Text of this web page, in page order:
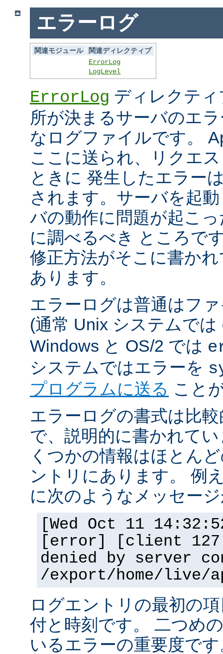
エラーログ
関連モジュール
関連ディレクティブ
ErrorLog
LogLevel
ErrorLog ディレクテ
所が決まるサーバのエ
なログファイルです。
ここに送られ、リクエ
ときに 発生したエラー
されます。サーバを起
バの動作に問題が起こ
に調べるべき ところで
修正方法がそこに書か
あります。
エラーログは普通はフ
(通常 Unix システムでは
Windows と OS/2 では
システムではエラーを
プログラムに送る こと
エラーログの書式は比
で、説明的に書かれて
くつかの情報はほとん
ントリにあります。 例
に次のようなメッセー
[Wed Oct 11
[error] [client
denied by server
/export/home/live/
ログエントリの最初の
付と時刻です。 二つめ
いるエラーの重要度で